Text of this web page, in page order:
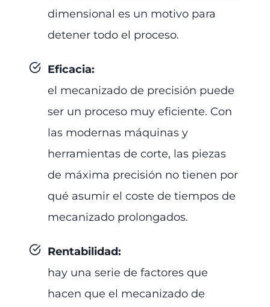
dimensional es un motivo para
detener todo el proceso.
Eficacia:
el mecanizado de precisión puede
ser un proceso muy eficiente. Con
las modernas máquinas y
herramientas de corte, las piezas
de máxima precisión no tienen por
qué asumir el coste de tiempos de
mecanizado prolongados.
Rentabilidad:
hay una serie de factores que
hacen que el mecanizado de